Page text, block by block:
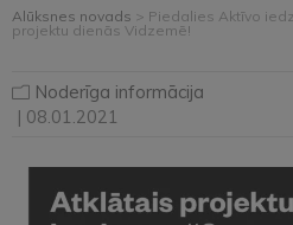
Alūksnes novads > Piedalies Aktīvo
projektu dienās Vidzemē!
Noderīga informācija
| 08.01.2021